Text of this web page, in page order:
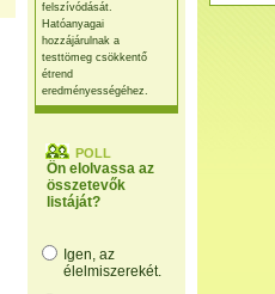
felszívódását.
Hatóanyagai
hozzájárulnak a
testtömeg csökkentő
étrend
eredményességéhez.
POLL
Ön elolvassa az
összetevők
listáját?
Igen, az
élelmiszerekét.